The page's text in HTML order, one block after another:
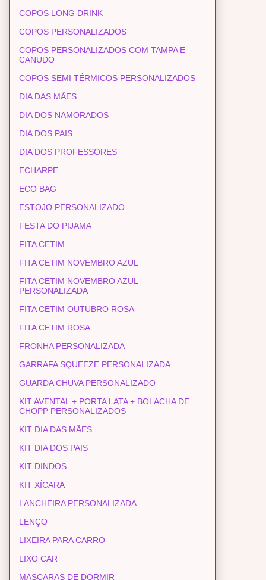
COPOS LONG DRINK
COPOS PERSONALIZADOS
COPOS PERSONALIZADOS COM TAMPA E
CANUDO
COPOS SEMI TÉRMICOS PERSONALIZADOS
DIA DAS MÃES
DIA DOS NAMORADOS
DIA DOS PAIS
DIA DOS PROFESSORES
ECHARPE
ECO BAG
ESTOJO PERSONALIZADO
FESTA DO PIJAMA
FITA CETIM
FITA CETIM NOVEMBRO AZUL
FITA CETIM NOVEMBRO AZUL
PERSONALIZADA
FITA CETIM OUTUBRO ROSA
FITA CETIM ROSA
FRONHA PERSONALIZADA
GARRAFA SQUEEZE PERSONALIZADA
GUARDA CHUVA PERSONALIZADO
KIT AVENTAL + PORTA LATA + BOLACHA DE
CHOPP PERSONALIZADOS
KIT DIA DAS MÃES
KIT DIA DOS PAIS
KIT DINDOS
KIT XÍCARA
LANCHEIRA PERSONALIZADA
LENÇO
LIXEIRA PARA CARRO
LIXO CAR
MASCARAS DE DORMIR